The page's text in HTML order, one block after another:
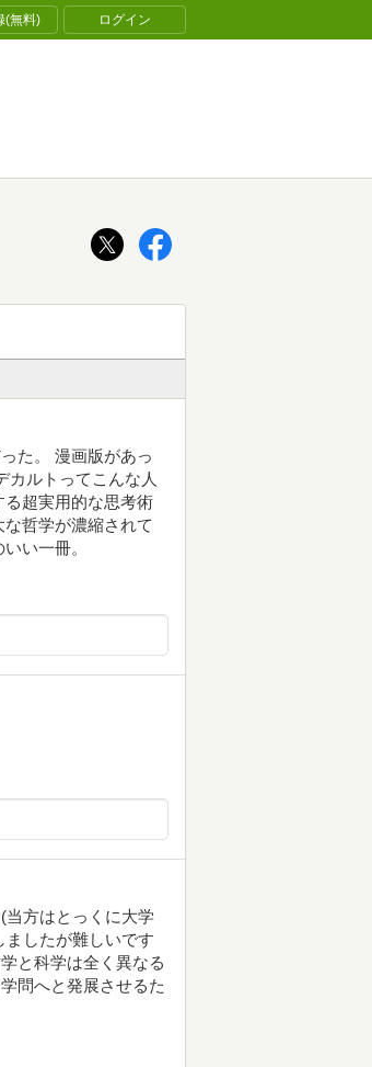
(無料) ログイン
た。 漫画版があっ
カルトってこんな人
超実用的な思考術
哲学が濃縮されて
い一冊。
当方はとっくに大学
したが難しいです
と科学は全く異なる
問へと発展させるた